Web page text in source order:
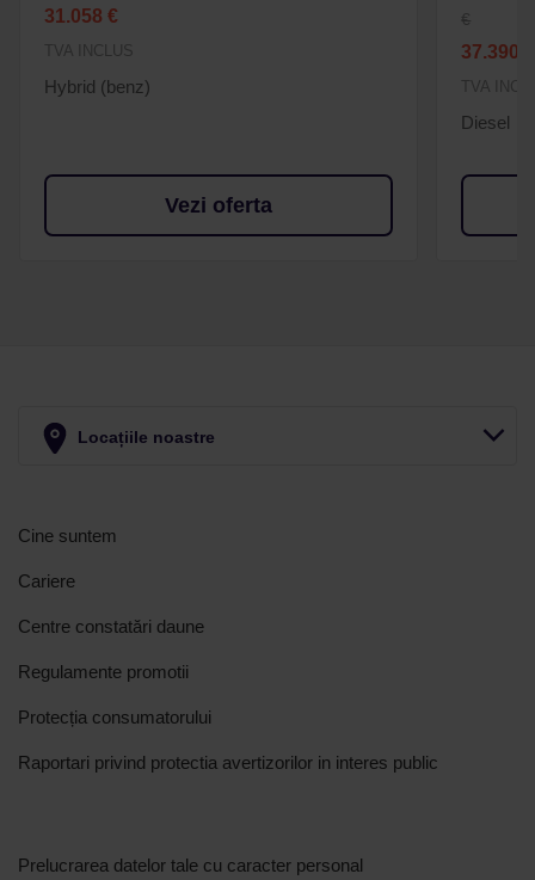
31.058 €
TVA INCLUS
Hybrid (benz)
Vezi oferta
€
37.390 €
TVA
Diesel
Locațiile noastre
Cine suntem
Cariere
Centre constatări daune
Regulamente promotii
Protecția consumatorului
Raportari privind protectia avertizorilor in interes public
Prelucrarea datelor tale cu caracter personal